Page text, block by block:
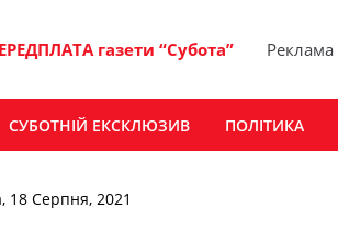
газети “Субота” Реклама
СУБОТНІЙ ЕКСКЛЮЗИВ ПОЛІТИКА
18 Серпня, 2021